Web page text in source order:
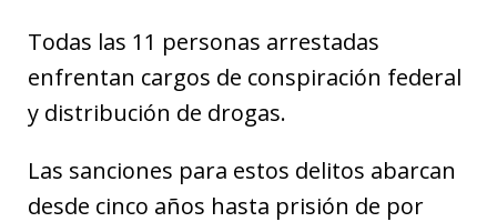
Todas las 11 personas arrestadas
enfrentan cargos de conspiración federal
y distribución de drogas.
Las sanciones para estos delitos abarcan
desde cinco años hasta prisión de por